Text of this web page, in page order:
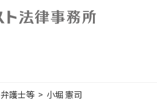
弁護士等 小堀 憲司